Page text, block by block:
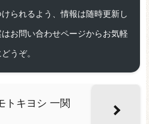
られるよう、情報は随時更新し
お問い合わせページからお気軽
うぞ。
トキヨシ 一関